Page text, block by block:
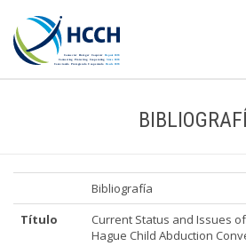
Bibliografía
Título
Current Status and Issues
Hague Child Abduction